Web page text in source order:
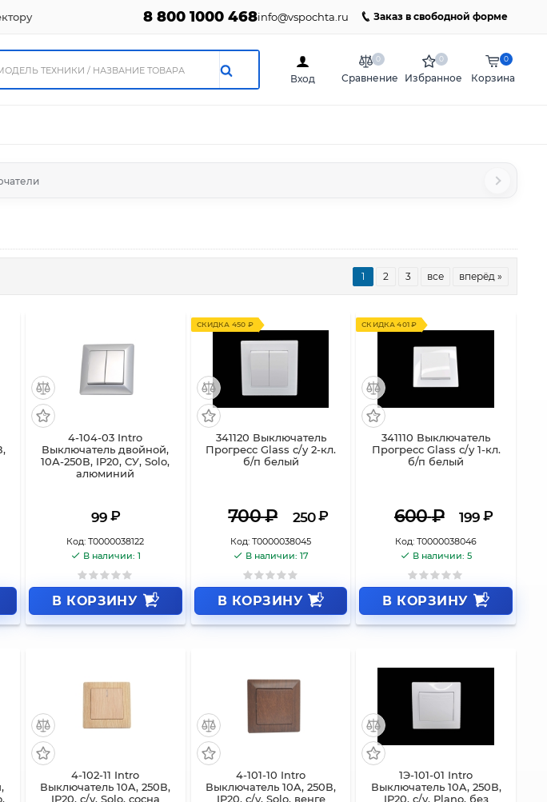
8 800 1000 468info@vspochta.ru Заказ в свободной форме
Вход Сравнение
0
Избранное
0
Корзина
0
1 2 3 все вперёд »
4-104-03 Intro
Выключатель двойной,
10А-250В, IP20, СУ, Solo,
алюминий
99 ₽
Код: Т0000038122
В наличии: 1
В КОРЗИНУ
СКИДКА 450 ₽
341120 Выключатель
Прогресс Glass с/у 2-кл.
б/п белый
700₽ 250 ₽
Код: Т0000038045
В наличии: 17
В КОРЗИНУ
СКИДКА 401 ₽
341110 Выключатель
Прогресс Glass с/у 1-кл.
б/п белый
600₽ 199 ₽
Код: Т0000038046
В наличии: 5
В КОРЗИНУ
4-102-11 Intro
Выключатель 10A, 250В,
IP20, с/у, Solo, сосна
4-101-10 Intro
Выключатель 10A, 250В,
IP20, с/у, Solo, венге
1Э-101-01 Intro
Выключатель 10A, 250В,
IP20, с/у, Plano, без